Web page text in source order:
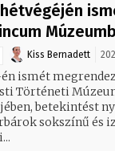
Kiss Bernadett
ismét
Történeti
betekintést
sokszínű és